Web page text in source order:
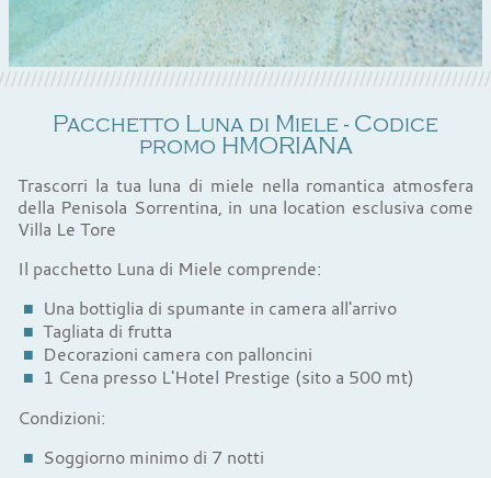
Pacchetto Luna di Miele - Codice
promo HMORIANA
Trascorri la tua luna di miele nella romantica atmosfera
della Penisola Sorrentina, in una location esclusiva come
Villa Le Tore
Il pacchetto Luna di Miele comprende:
Una bottiglia di spumante in camera all'arrivo
Tagliata di frutta
Decorazioni camera con palloncini
1 Cena presso L'Hotel Prestige (sito a 500 mt)
Condizioni:
Soggiorno minimo di 7 notti